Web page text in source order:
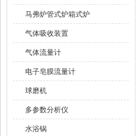
马弗炉管式炉箱式炉
气体吸收装置
气体流量计
电子皂膜流量计
球磨机
多参数分析仪
水浴锅